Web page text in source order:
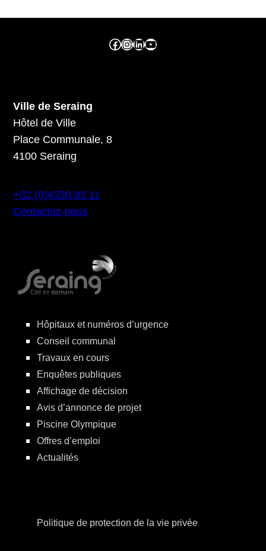
Facebook ville de seraing Instragram ville de seraing linkedin – ville de seraing YouTube
Ville de Seraing
Hôtel de Ville
Place Communale, 8
4100 Seraing
+32 (0)4330 83 11
Contactez-nous
Hôpitaux et numéros d’urgence
Conseil communal
Travaux en cours
Enquêtes publiques
Affichage de décision
Avis d’annonce de projet
Piscine Olympique
Offres d’emploi
Actualités
Politique de protection de la vie privée